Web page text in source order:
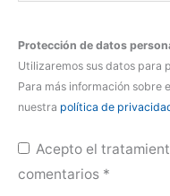
Protección de datos
Utilizaremos sus datos para
Para más información sobre
nuestra política de
Acepto el
comentarios *